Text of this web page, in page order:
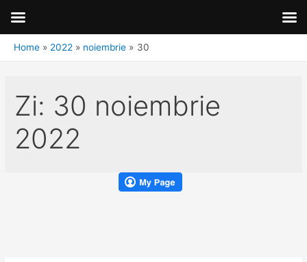
Home 2022 noiembrie 30
Zi: 30 noiembrie
2022